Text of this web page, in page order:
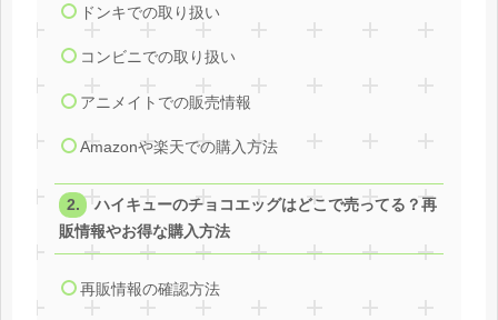
ドンキでの取り扱い
コンビニでの取り扱い
アニメイトでの販売情報
Amazonや楽天での購入方法
ハイキューのチョコエッグはどこで売ってる？再
販情報やお得な購入方法
再販情報の確認方法